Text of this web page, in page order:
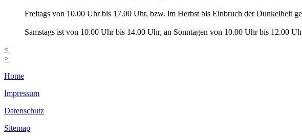
Freitags von 10.00 Uhr bis 17.00 Uhr, bzw. im Herbst bis Einbruch der Dunkelheit
Samstags ist von 10.00 Uhr bis 14.00 Uhr, an Sonntagen von 10.00 Uhr bis 12.00
<
>
Home
Impressum
Datenschutz
Sitemap